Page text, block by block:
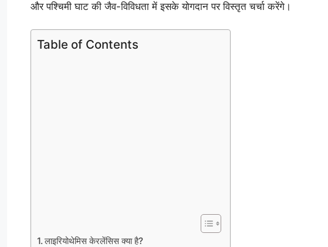
और पश्चिमी घाट की जैव-विविधता में इसके योगदान पर विस्तृत चर्चा करेंगे।
Table of Contents
लाइरियोथेमिस केरलेंसिस क्या है?